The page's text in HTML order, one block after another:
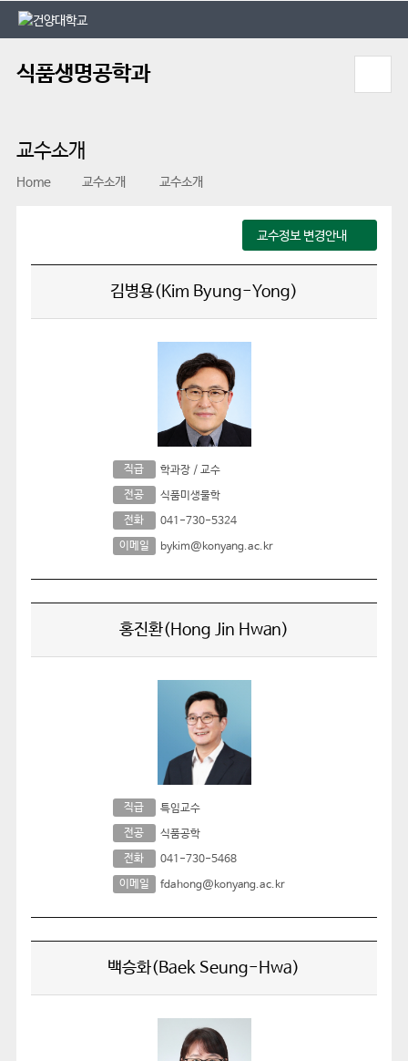
본문 바로가기
대메뉴 바로가기
식품생명공학과
교수소개
Home 교수소개 교수소개
교수정보 변경안내
김병용(Kim Byung-Yong)
직급
학과장 / 교수
전공
식품미생물학
전화
041-730-5324
이메일
bykim@konyang.ac.kr
홍진환(Hong Jin Hwan)
직급
특임교수
전공
식품공학
전화
041-730-5468
이메일
fdahong@konyang.ac.kr
백승화(Baek Seung-Hwa)